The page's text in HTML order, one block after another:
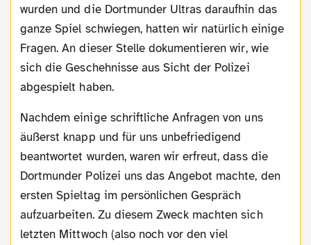
wurden und die Dortmunder Ultras daraufhin das
ganze Spiel schwiegen, hatten wir natürlich einige
Fragen. An dieser Stelle dokumentieren wir, wie
sich die Geschehnisse aus Sicht der Polizei
abgespielt haben.
Nachdem einige schriftliche Anfragen von uns
äußerst knapp und für uns unbefriedigend
beantwortet wurden, waren wir erfreut, dass die
Dortmunder Polizei uns das Angebot machte, den
ersten Spieltag im persönlichen Gespräch
aufzuarbeiten. Zu diesem Zweck machten sich
letzten Mittwoch (also noch vor den viel